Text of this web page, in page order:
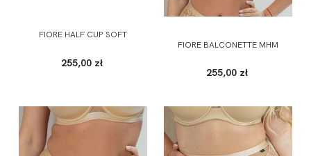
FIORE HALF CUP SOFT
255,00 zł
FIORE BALCONETTE MHM
255,00 zł